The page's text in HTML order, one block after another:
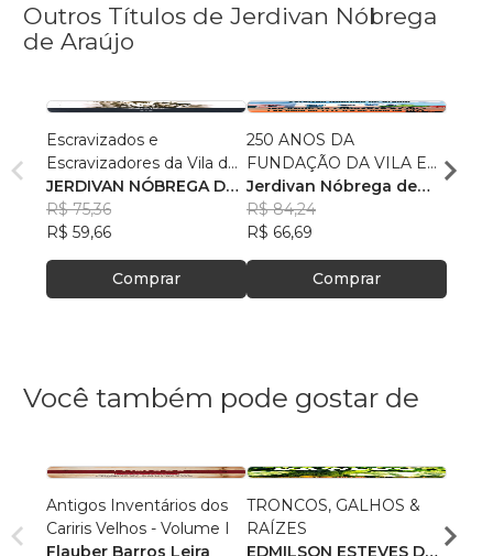
Outros Títulos de Jerdivan Nóbrega
de Araújo
Escravizados e
Escravizadores da Vila de
Pombal da Parahyba do
Norte
JERDIVAN NÓBREGA DE
ARAÚJU
R$ 75,36
R$ 59,66
Comprar
250 ANOS DA
FUNDAÇÃO DA VILA E
INSTALAÇÃO DA CÂMA-
RA DOS VEREADORES
DE POMBAL - 4 de maio
de 1772 a 4 de maio de
Jerdivan Nóbrega de
Araújo & Verneck
Abrantes de Sousa
R$ 84,24
R$ 66,69
Comprar
Você também pode gostar de
Antigos Inventários dos
Cariris Velhos - Volume I
Flauber Barros Leira
TRONCOS, GALHOS &
RAÍZES
EDMILSON ESTEVES DE
R$